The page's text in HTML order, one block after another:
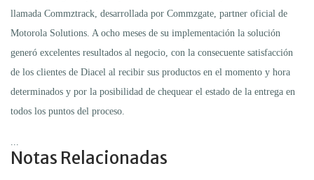
llamada Commztrack, desarrollada por Commzgate, partner oficial de
Motorola Solutions. A ocho meses de su implementación la solución
generó excelentes resultados al negocio, con la consecuente satisfacción
de los clientes de Diacel al recibir sus productos en el momento y hora
determinados y por la posibilidad de chequear el estado de la entrega en
todos los puntos del proceso.
Notas Relacionadas